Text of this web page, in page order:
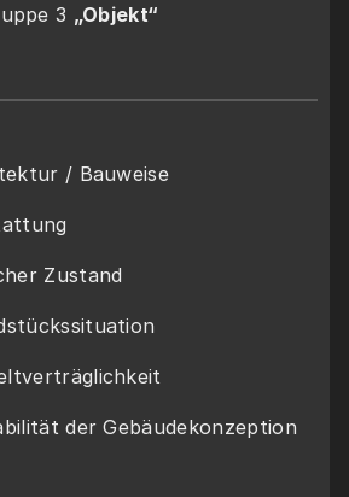
3 „Objekt“
/ Bauweise
Zustand
der Gebäudekonzeption